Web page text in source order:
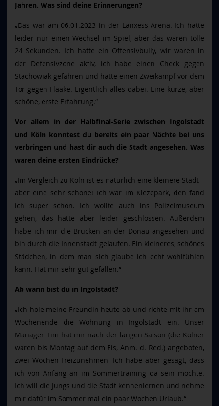
Jahren. Was sind deine Erinnerungen?
„Das war am 06.01.2023 in der Lanxess-Arena. Ich hatte
leider nur einen Wechsel im Spiel, aber das waren tolle
24 Sekunden. Ich hatte ein Offensivbully, wir waren in
der Defensivzone aktiv, ich habe einen Check gegen
Stachowiak gefahren und hatte einen Zweikampf vor dem
Tor gegen Flaake. Eigentlich alles dabei. Eine kurze, aber
schöne, erste Erfahrung.“
Vor allem in der Halbfinal-Serie zwischen Ingolstadt
und Köln konntest du bereits ein paar Nächte bei uns
verbringen und hast dir auch die Stadt angesehen. Was
waren deine ersten Eindrücke?
„Im Vergleich zu Köln ist es natürlich eine kleinere Stadt –
aber eine sehr schöne! Ich war im Klezepark, den fand
ich super schön. Ich wollte auch ins Polizeimuseum
gehen, das hatte aber leider geschlossen. Außerdem
habe ich mir die Brücken an der Donau angesehen und
bin durch die Innenstadt gelaufen. Ein kleineres, schönes
Städchen, in dem man sich glaube ich echt wohlfühlen
kann. Hat mir sehr gut gefallen.“
Ab wann bist du in Ingolstadt?
„Ich hole meine Freundin heute ab und richte mit ihr am
Wochenende die Wohnung in Ingolstadt ein. Unser
Manager Tim hat mir nach der langen Saison (die Kölner
waren bis Montag auf dem Eis, Anm. d. Red.) angeboten,
zwei Wochen freizunehmen. Ich habe aber gesagt, dass
ich von Anfang an im Sommertraining da sein möchte.
Ich will die Jungs und die Stadt kennenlernen und nehme
mir dafür im Sommer mal ein paar Wochen Urlaub.“